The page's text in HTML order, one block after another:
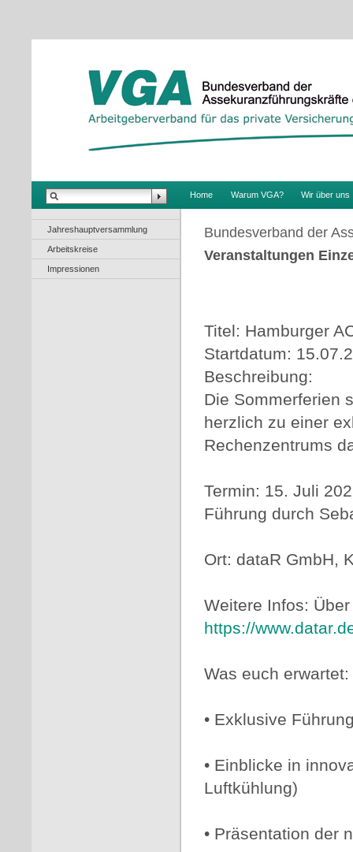
Home Warum VGA? Wir über uns
Jahreshauptversammlung
Arbeitskreise
Impressionen
Bundesverband der
Veranstaltungen
Titel: Hamburger
Startdatum:
Beschreibung:
Die Sommerferien
herzlich zu einer
Rechenzentrums
Termin: 15. Juli
Führung durch
Ort: dataR GmbH,
Weitere Infos:
https://
Was euch erwartet:
• Exklusive
• Einblicke in
Luftkühlung)
• Präsentation der